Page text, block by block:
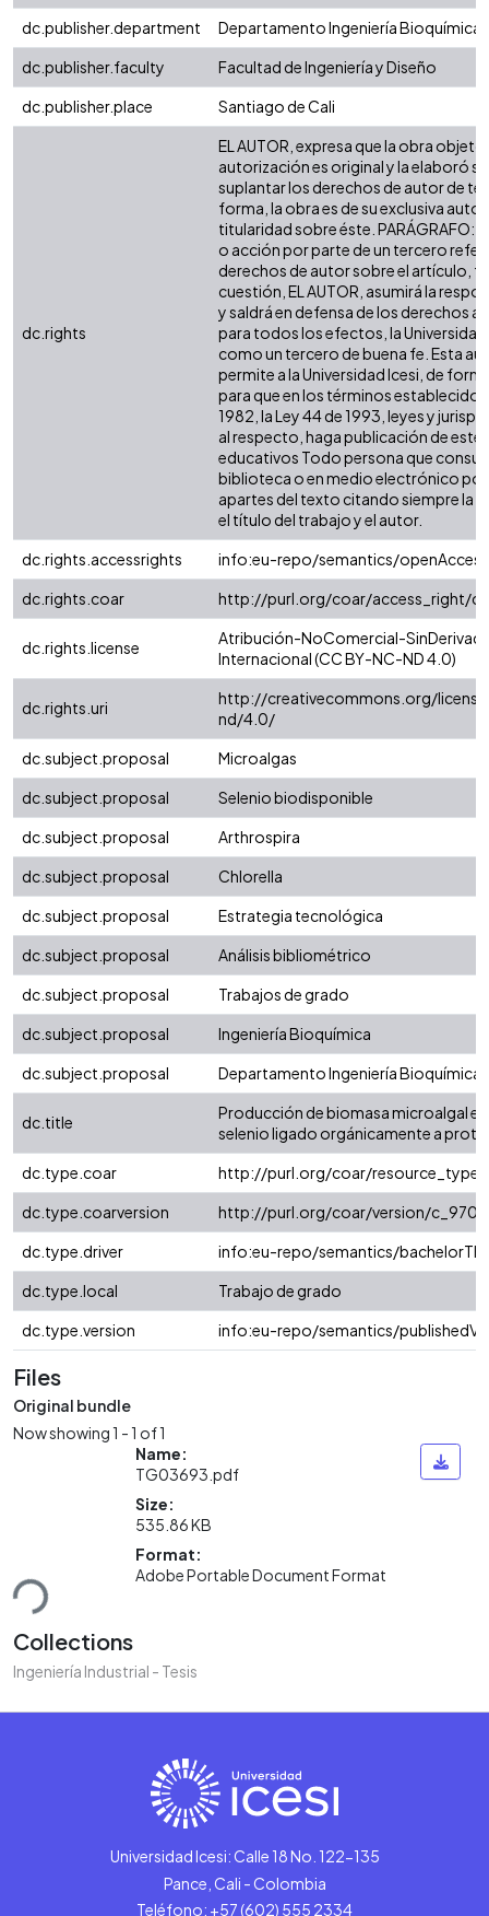
dc.publisher.department
Departamento Ingeniería Bioquímica
dc.publisher.faculty
Facultad de Ingeniería y Diseño
dc.publisher.place
Santiago de Cali
dc.rights
EL AUTOR, expresa que la obra
autorización es original y la elaboró
suplantar los derechos de autor de
forma, la obra es de su exclusiva
titularidad sobre éste. PARÁGRAFO:
o acción por parte de un tercero
derechos de autor sobre el artículo,
cuestión, EL AUTOR, asumirá la
y saldrá en defensa de los derechos
para todos los efectos, la Universidad
como un tercero de buena fe. Esta
permite a la Universidad Icesi, de
para que en los términos establecidos
1982, la Ley 44 de 1993, leyes y
al respecto, haga publicación de este
educativos Todo persona que
biblioteca o en medio electrónico
apartes del texto citando siempre la
el título del trabajo y el autor.
dc.rights.accessrights
info:eu-repo/semantics/openAccess
dc.rights.coar
http://purl.org/coar/access_right/
dc.rights.license
Atribución-NoComercial-
Internacional (CC BY-NC-ND 4.0)
dc.rights.uri
http://creativecommons.org/
nd/4.0/
dc.subject.proposal
Microalgas
dc.subject.proposal
Selenio biodisponible
dc.subject.proposal
Arthrospira
dc.subject.proposal
Chlorella
dc.subject.proposal
Estrategia tecnológica
dc.subject.proposal
Análisis bibliométrico
dc.subject.proposal
Trabajos de grado
dc.subject.proposal
Ingeniería Bioquímica
dc.subject.proposal
Departamento Ingeniería Bioquímica
dc.title
Producción de biomasa microalgal
selenio ligado orgánicamente a
dc.type.coar
http://purl.org/coar/resource_type/
dc.type.coarversion
http://purl.org/coar/version/
dc.type.driver
info:eu-repo/semantics/
dc.type.local
Trabajo de grado
dc.type.version
info:eu-repo/semantics/
Files
Original bundle
Now showing1 - 1 of 1
Loading...
Name:
TG03693.pdf
Size:
535.86 KB
Format:
Adobe Portable Document Format
Collections
Ingeniería Industrial - Tesis
Universidad Icesi: Calle 18 No. 122-135
Pance, Cali - Colombia
Teléfono: +57 (602) 555 2334